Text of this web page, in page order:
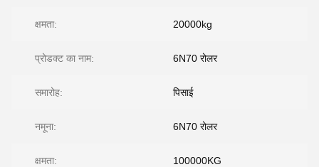
क्षमता: 20000kg
प्रोडक्ट का नाम: 6N70 रोलर
समारोह: पिसाई
नमूना: 6N70 रोलर
क्षमता: 100000KG